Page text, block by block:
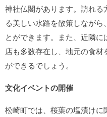
神社仏閣があります。訪れる
る美しい水路を散策しなが
とができます。また、近隣
店も多数存在し、地元の食
ができるでしょう。
文化イベントの開催
松崎町では、桜葉の塩漬けに